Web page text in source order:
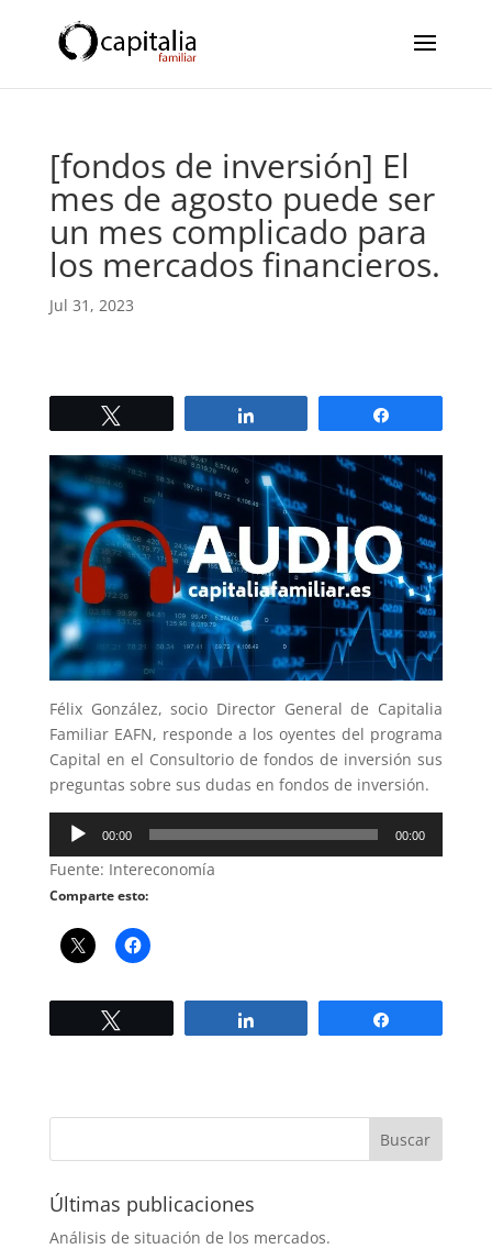
[fondos de inversión] El
mes de agosto puede ser
un mes complicado para
los mercados financieros.
Jul 31, 2023
Félix González, socio Director General de Capitalia
Familiar EAFN, responde a los oyentes del programa
Capital en el Consultorio de fondos de inversión sus
preguntas sobre sus dudas en fondos de inversión.
Reproductor
audio
00:00 00:00
Fuente: Intereconomía
Comparte esto:
Últimas publicaciones
Análisis de situación de los mercados.